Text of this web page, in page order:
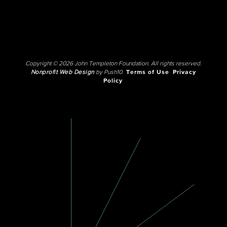
Copyright © 2026 John Templeton Foundation. All rights reserved.
Nonprofit Web Designby Push10. Terms of Use
Privacy
Policy